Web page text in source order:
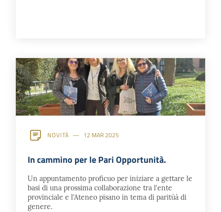
NOVITÀ 12 MAR 2025
In cammino per le Pari Opportunità.
Un appuntamento proficuo per iniziare a gettare le
basi di una prossima collaborazione tra l'ente
provinciale e l'Ateneo pisano in tema di paritùà di
genere.